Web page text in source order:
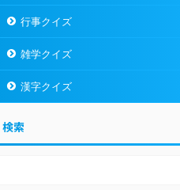
行事クイズ
雑学クイズ
漢字クイズ
検索